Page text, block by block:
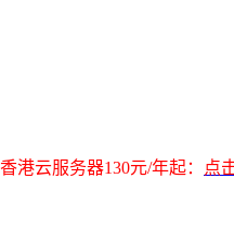
香港云服务器130元/年起： 点